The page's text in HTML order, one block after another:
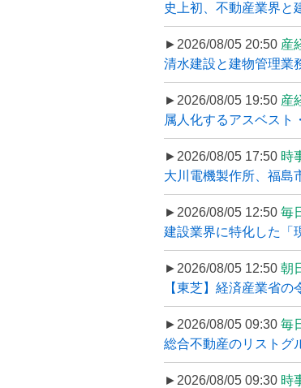
史上初、不動産業界と
►2026/08/05 20:50 産
清水建設と建物管理業
►2026/08/05 19:50 産
属人化するアスベスト
►2026/08/05 17:50 時
大川電機製作所、福島
►2026/08/05 12:50 毎
建設業界に特化した「
►2026/08/05 12:50 朝
【東芝】経済産業省
►2026/08/05 09:30 毎
総合不動産のリストグ
►2026/08/05 09:30 時